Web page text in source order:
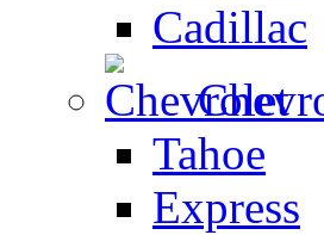
Cadillac
Tahoe
Express